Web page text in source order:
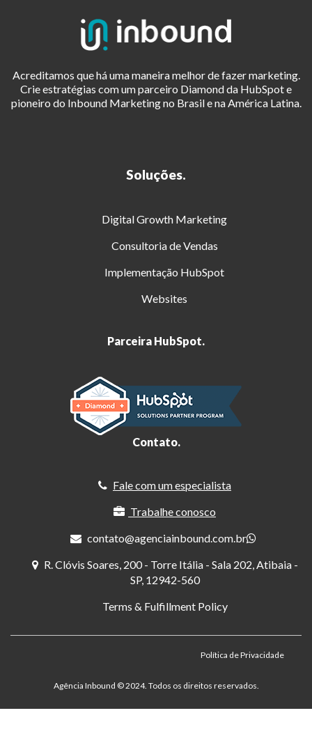
Acreditamos que há uma maneira melhor de fazer marketing.
Crie estratégias com um parceiro Diamond da HubSpot e
pioneiro do Inbound Marketing no Brasil e na América Latina.
Soluções.
Digital Growth Marketing
Consultoria de Vendas
Implementação HubSpot
Websites
Parceira HubSpot.
Contato.
Fale com um especialista
Trabalhe conosco
contato@agenciainbound.com.br
R. Clóvis Soares, 200 - Torre Itália - Sala 202, Atibaia -
SP, 12942-560
Terms & Fulfillment Policy
Agência Inbound ©️ 2024. Todos os direitos reservados.
Política de Privacidade